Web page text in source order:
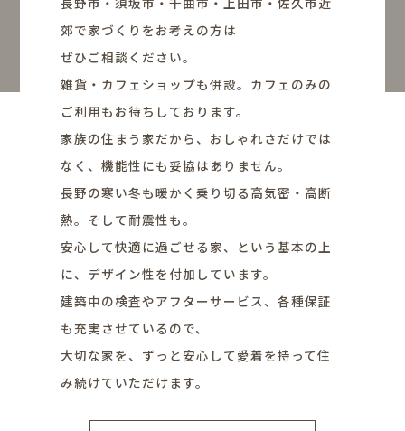
郊で家づくりをお考えの方は
ぜひご相談ください。
雑貨・カフェショップも併設。カフェのみの
ご利用もお待ちしております。
家族の住まう家だから、おしゃれさだけでは
なく、機能性にも妥協はありません。
長野の寒い冬も暖かく乗り切る高気密・高断
熱。そして耐震性も。
安心して快適に過ごせる家、という基本の上
に、デザイン性を付加しています。
建築中の検査やアフターサービス、各種保証
も充実させているので、
大切な家を、ずっと安心して愛着を持って住
み続けていただけます。